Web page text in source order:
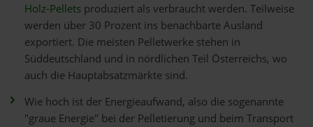
Holz-Pellets produziert als verbraucht werden. Teilweise
werden über 30 Prozent ins benachbarte Ausland
exportiert. Die meisten Pelletwerke stehen in
Süddeutschland und in nördlichen Teil Österreichs, wo
auch die Hauptabsatzmärkte sind.
Wie hoch ist der Energieaufwand, also die sogenannte
"graue Energie" bei der Pelletierung und beim Transport